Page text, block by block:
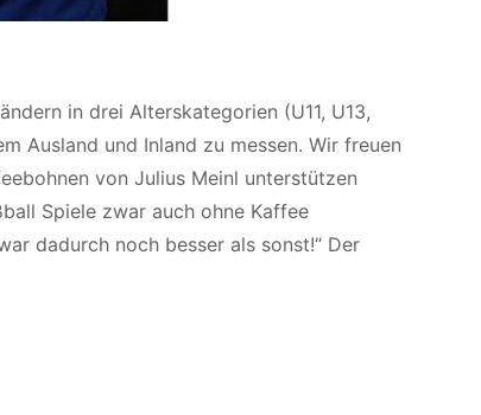
in drei Alterskategorien (U11, U13,
Ausland und Inland zu messen. Wir freuen
von Julius Meinl unterstützen
Spiele zwar auch ohne Kaffee
dadurch noch besser als sonst!“ Der